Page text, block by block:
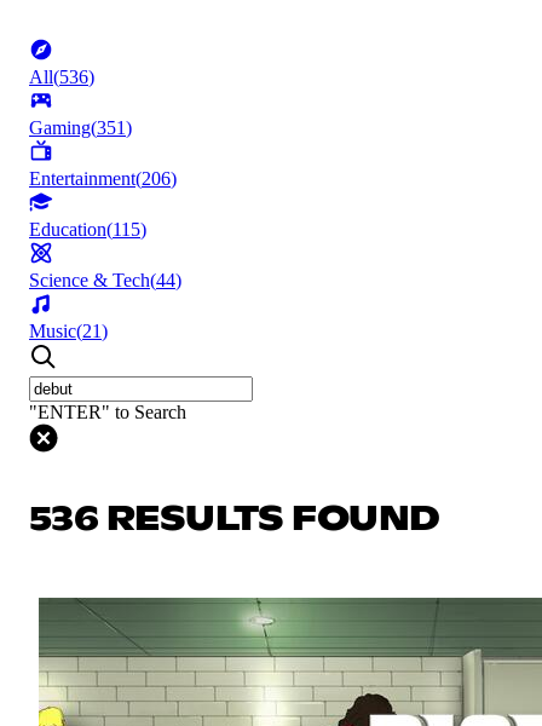
All(536)
Gaming(351)
Entertainment(206)
Education(115)
Science & Tech(44)
Music(21)
"ENTER" to Search
536 RESULTS FOUND